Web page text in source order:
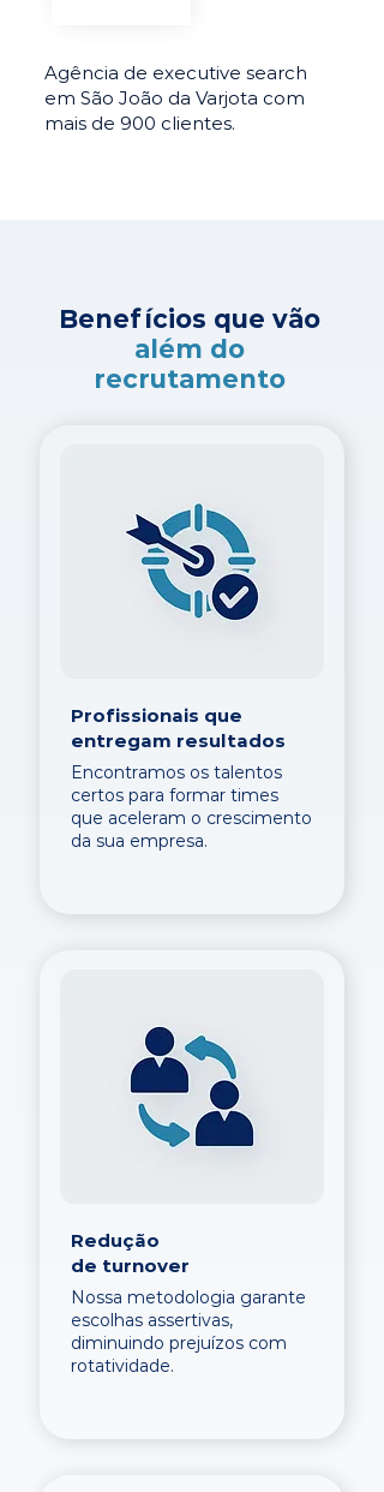
Agência de executive search
em São João da Varjota com
mais de 900 clientes.
Benefícios que vão
além do
recrutamento
Profissionais que
entregam resultados
Encontramos os talentos
certos para formar times
que aceleram o crescimento
da sua empresa.
Redução
de turnover
Nossa metodologia garante
escolhas assertivas,
diminuindo prejuízos com
rotatividade.